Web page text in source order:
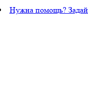
Нужна помощь?